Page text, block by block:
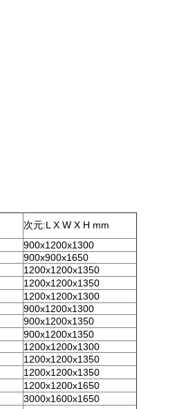
次元:L X W X H mm
900x1200x1300
900x900x1650
1200x1200x1350
1200x1200x1350
1200x1200x1300
900x1200x1300
900x1200x1350
900x1200x1350
1200x1200x1300
1200x1200x1350
1200x1200x1350
1200x1200x1650
3000x1600x1650